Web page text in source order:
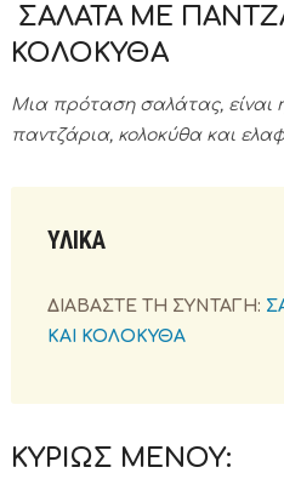
ΣΑΛΑΤΑ ΜΕ
ΚΟΛΟΚΥΘΑ
Μια πρόταση σαλάτας, είναι
παντζάρια, κολοκύθα και
ΥΛΙΚΑ
ΔΙΑΒΑΣΤΕ ΤΗ ΣΥΝΤΑΓΗ:
ΚΑΙ ΚΟΛΟΚΥΘΑ
ΚΥΡΙΩΣ ΜΕΝΟΥ: